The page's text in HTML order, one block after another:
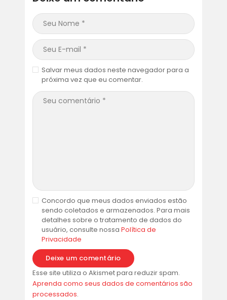
Salvar meus dados neste navegador para a
próxima vez que eu comentar.
Concordo que meus dados enviados estão
sendo coletados e armazenados. Para mais
detalhes sobre o tratamento de dados do
usuário, consulte nossaPolítica de
Privacidade
Esse site utiliza o Akismet para reduzir spam.
Aprenda como seus dados de comentários são
processados.